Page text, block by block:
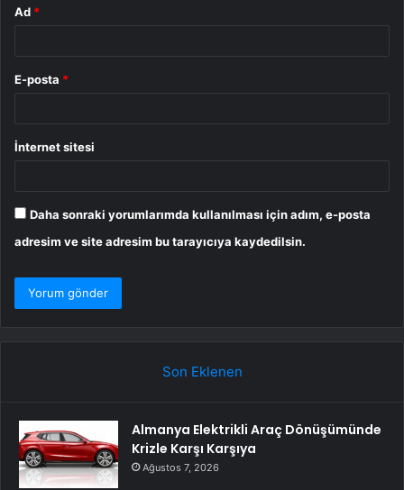
Ad *
E-posta *
İnternet sitesi
Daha sonraki yorumlarımda kullanılması için adım, e-posta
adresim ve site adresim bu tarayıcıya kaydedilsin.
Son Eklenen
Almanya Elektrikli Araç Dönüşümünde
Krizle Karşı Karşıya
Ağustos 7, 2026